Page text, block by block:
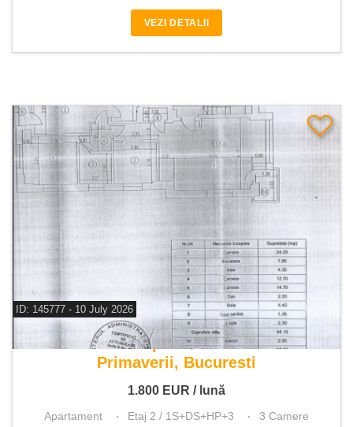
VEZI DETALII
ID: 145777 - 10 July 2026
De inchiriat apartament 3 camere
Primaverii, Bucuresti
1.800 EUR / lună
Apartament Etaj 2 / 1S+DS+HP+3
3 Camere